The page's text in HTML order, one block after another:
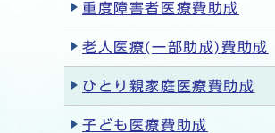
重度障害者医療費助成
老人医療(一部助成)費助成
ひとり親家庭医療費助成
子ども医療費助成